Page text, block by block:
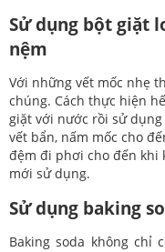
Sử dụng bột giặt
nệm
Với những vết mốc nhẹ
chúng. Cách thực hiện
giặt với nước rồi sử
vết bẩn, nấm mốc cho
đệm đi phơi cho đến khi
mới sử dụng.
Sử dụng baking
Baking soda không chỉ